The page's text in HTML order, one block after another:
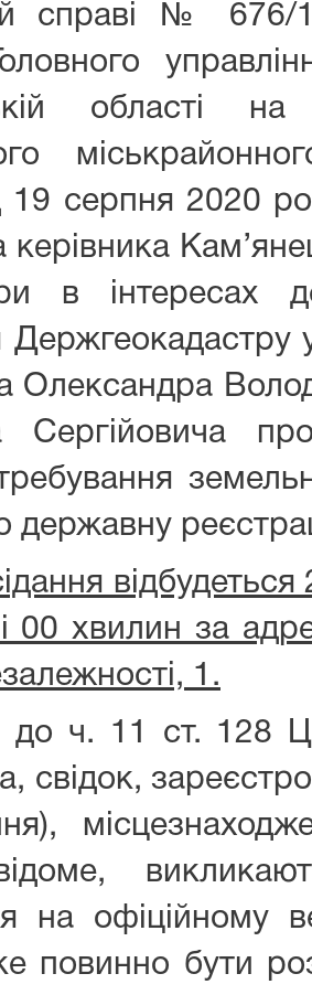
справі № 676/
області
19 серпня 2020
керівника
в інтересах
Держгеокадастру
Олександра
Сергійовича
державну
00 хвилин за
1.
до ч. 11 ст. 128
свідок,
на офіційному
повинно бути